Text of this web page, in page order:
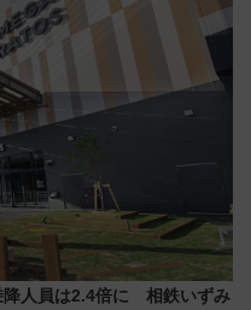
降人員は2.4倍に 相鉄いずみ